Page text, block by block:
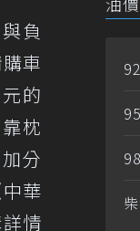
負
車
的
枕
分
華
情